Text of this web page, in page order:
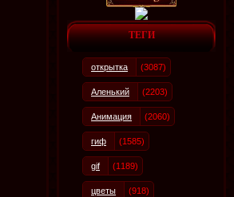
ТЕГИ
открытка (3087)
Аленький (2203)
Анимация (2060)
гиф (1585)
gif (1189)
цветы (918)